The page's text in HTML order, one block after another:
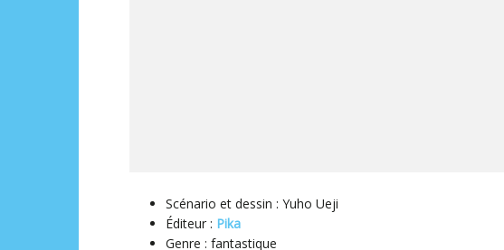
Scénario et dessin : Yuho Ueji
Éditeur ‏: Pika
Genre : fantastique